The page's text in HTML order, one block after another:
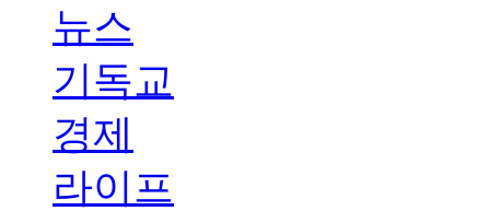
뉴스
기독교
경제
라이프